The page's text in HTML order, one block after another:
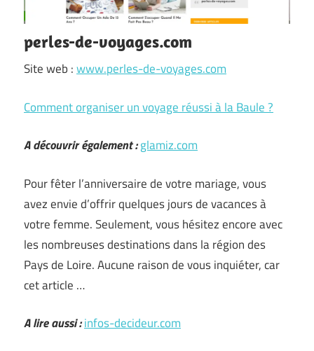
perles-de-voyages.com
Site web :www.perles-de-voyages.com
Comment organiser un voyage réussi à la Baule ?
A découvrir également :glamiz.com
Pour fêter l’anniversaire de votre mariage, vous
avez envie d’offrir quelques jours de vacances à
votre femme. Seulement, vous hésitez encore avec
les nombreuses destinations dans la région des
Pays de Loire. Aucune raison de vous inquiéter, car
cet article …
A lire aussi :infos-decideur.com